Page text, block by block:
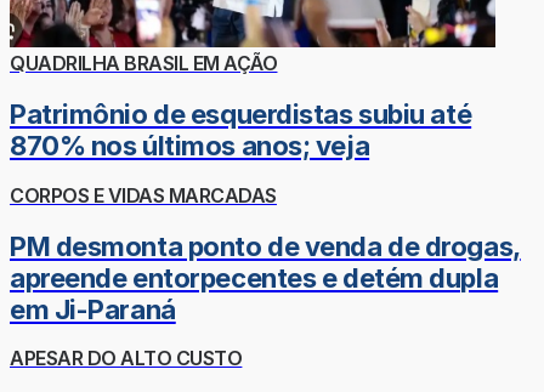
QUADRILHA BRASIL EM AÇÃO
Patrimônio de esquerdistas subiu até
870% nos últimos anos; veja
CORPOS E VIDAS MARCADAS
PM desmonta ponto de venda de drogas,
apreende entorpecentes e detém dupla
em Ji-Paraná
APESAR DO ALTO CUSTO